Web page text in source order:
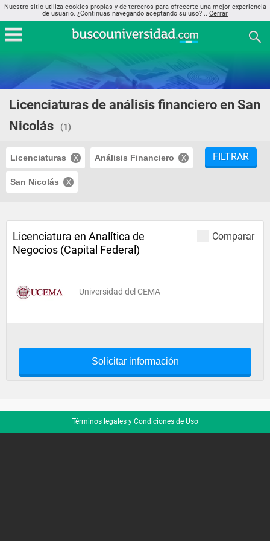
Nuestro sitio utiliza cookies propias y de terceros para ofrecerte una mejor experiencia
de usuario. ¿Continuas navegando aceptando su uso? .. Cerrar
Licenciaturas de análisis financiero en San
Nicolás
(1)
Licenciaturas Análisis Financiero
San Nicolás
FILTRAR
Comparar
Licenciatura en Analítica de
Negocios (Capital Federal)
Universidad del CEMA
Solicitar información
Términos legales y Condiciones de Uso